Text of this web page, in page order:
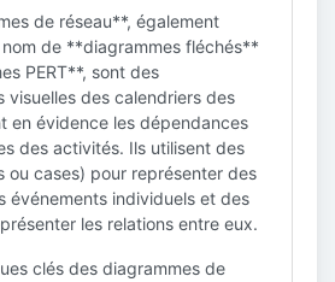
de réseau**, également
de **diagrammes fléchés**
PERT**, sont des
visuelles des calendriers des
en évidence les dépendances
des activités. Ils utilisent des
cases) pour représenter des
événements individuels et des
les relations entre eux.
clés des diagrammes de